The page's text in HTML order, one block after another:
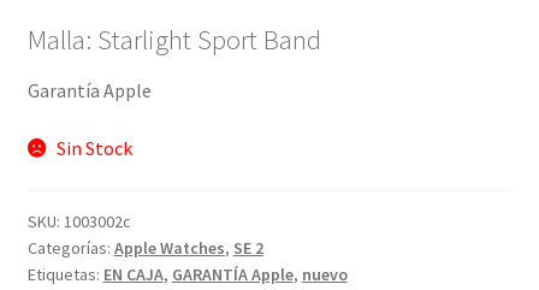
Malla: Starlight Sport Band
Garantía Apple
Sin Stock
SKU: 1003002c
Categorías: Apple Watches, SE 2
Etiquetas: EN CAJA, GARANTÍA Apple, nuevo